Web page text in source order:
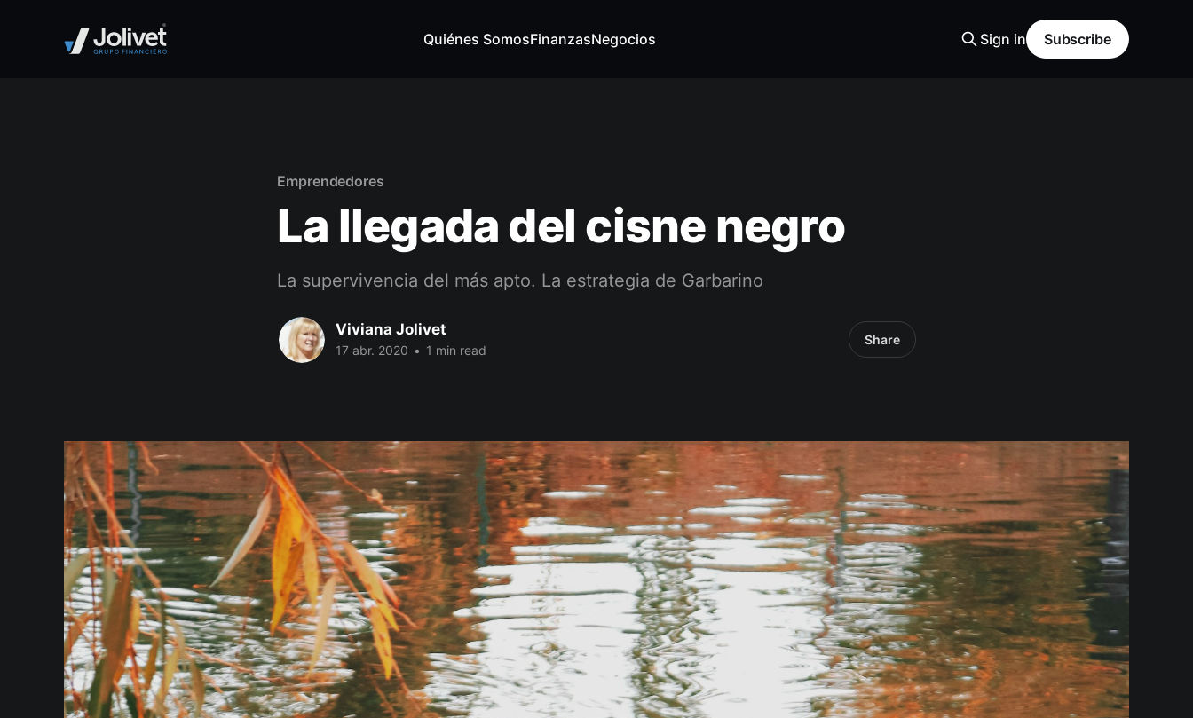
Quiénes SomosFinanzasNegocios Sign in Subscribe
Emprendedores
La llegada del cisne negro
La supervivencia del más apto. La estrategia de Garbarino
Viviana Jolivet
17 abr. 2020 • 1 min read
Share